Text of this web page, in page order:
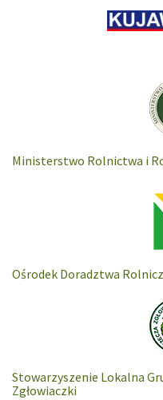
Ministerstwo Rolnictwa i
Ośrodek Doradztwa
Stowarzyszenie Lokalna
Zgłowiaczki